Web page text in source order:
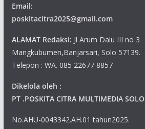
Email:
poskitacitra2025@gmail.com
ALAMAT Redaksi: Jl Arum Dalu III no 3
Mangkubumen,Banjarsari, Solo 57139.
Telepon : WA. 085 22677 8857
Dikelola oleh :
PT .POSKITA CITRA MULTIMEDIA SOLO
No.AHU-0043342.AH.01 tahun2025.